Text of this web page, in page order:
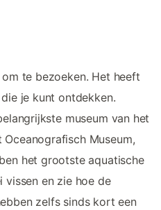
te bezoeken. Het heeft
je kunt ontdekken.
museum van het
Museum,
het grootste aquatische
vissen en zie hoe de
zelfs sinds kort een